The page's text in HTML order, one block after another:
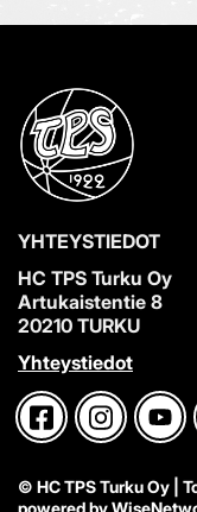
YHTEYSTIEDOT
HC TPS Turku Oy
Artukaistentie 8
20210 TURKU
Yhteystiedot
© HC TPS Turku Oy |